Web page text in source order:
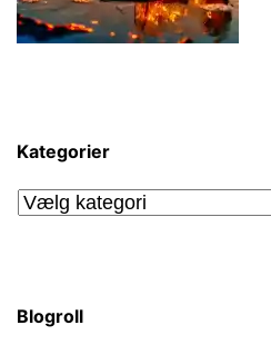
Kategorier
Kategorier
Blogroll